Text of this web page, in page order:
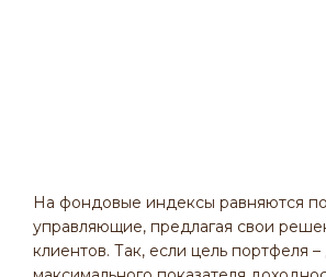
На фондовые индексы равняются
управляющие, предлагая свои
клиентов. Так, если цель портфеля –